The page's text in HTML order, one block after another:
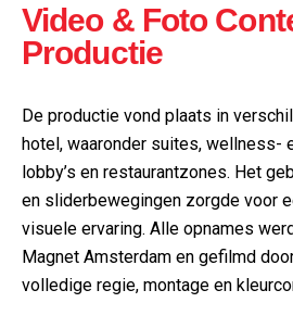
Video & Foto
Productie
De productie vond plaats in
hotel, waaronder suites, wellness-
lobby’s en restaurantzones. Het
en sliderbewegingen zorgde voor
visuele ervaring. Alle opnames
Magnet Amsterdam en gefilmd
volledige regie, montage en